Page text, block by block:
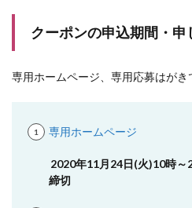
クーポンの申込期間・申
専用ホームページ、専用応募はがき
専用ホームページ
2020年11月24日(火)10時
締切